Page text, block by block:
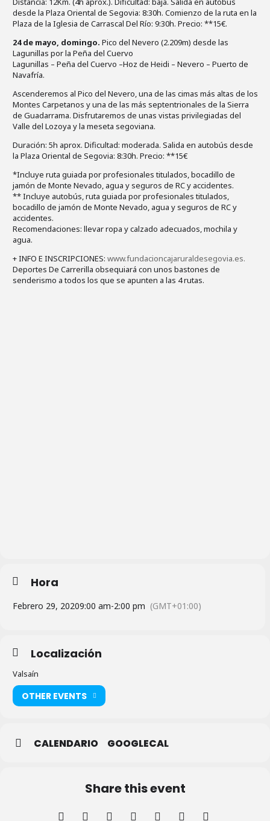
desde la Plaza Oriental de Segovia: 8:30h. Comienzo de la ruta en la
Plaza de la Iglesia de Carrascal Del Río: 9:30h. Precio: **15€.
24 de mayo, domingo. Pico del Nevero (2.209m) desde las
Lagunillas por la Peña del Cuervo
Lagunillas – Peña del Cuervo –Hoz de Heidi – Nevero – Puerto de
Navafría.
Ascenderemos al Pico del Nevero, una de las cimas más altas de los
Montes Carpetanos y una de las más septentrionales de la Sierra
de Guadarrama. Disfrutaremos de unas vistas privilegiadas del
Valle del Lozoya y la meseta segoviana.
Duración: 5h aprox. Dificultad: moderada. Salida en autobús desde
la Plaza Oriental de Segovia: 8:30h. Precio: **15€
*Incluye ruta guiada por profesionales titulados, bocadillo de
jamón de Monte Nevado, agua y seguros de RC y accidentes.
** Incluye autobús, ruta guiada por profesionales titulados,
bocadillo de jamón de Monte Nevado, agua y seguros de RC y
accidentes.
Recomendaciones: llevar ropa y calzado adecuados, mochila y
agua.
+ INFO E INSCRIPCIONES: www.fundacioncajaruraldesegovia.es.
Deportes De Carrerilla obsequiará con unos bastones de
senderismo a todos los que se apunten a las 4 rutas.
Hora
Febrero 29, 20209:00 am-2:00 pm (GMT+01:00)
Localización
Valsaín
OTHER EVENTS
CALENDARIO GOOGLECAL
Share this event